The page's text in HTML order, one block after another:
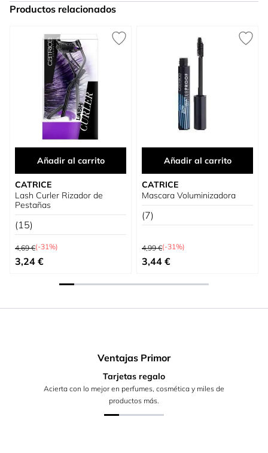
Productos relacionados
Añadir al carrito
CATRICE
Lash Curler Rizador de
Pestañas
(15)
Precio habitual
4,69 €(-31%)
Precio especial
3,24 €
Añadir al carrito
CATRICE
Mascara Voluminizadora
(7)
Precio habitual
4,99 €(-31%)
Precio especial
3,44 €
Ventajas Primor
Tarjetas regalo
Acierta con lo mejor en perfumes, cosmética y miles de
productos más.